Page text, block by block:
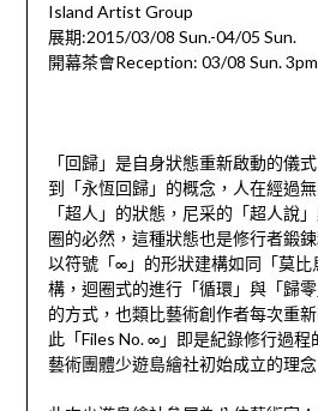
Island Artist Group
展期:2015/03/08 Sun.-04/05 Sun.
開幕茶會Reception: 03/08 Sun. 3pm
「回歸」是自身狀態重新啟動的儀
到「永恆回歸」的概念，人在經過
「超人」的狀態，尼采的「超人說
圈的必然，這種狀態也是修行者鍛
以符號「∞」的形狀建構如同「莫比
構，迴圈式的進行「循環」與「歸
的方式，也類比藝術創作者每次重
此「Files No. ∞」即是紀錄修行過程
藝術團體少遊島繪社初始成立的理念